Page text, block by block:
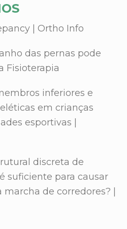
| Ortho Info
das pernas pode
Fisioterapia
inferiores e
em crianças
esportivas |
discreta de
suficiente para causar
de corredores? |